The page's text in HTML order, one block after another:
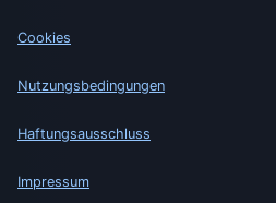
Cookies
Nutzungsbedingungen
Haftungsausschluss
Impressum